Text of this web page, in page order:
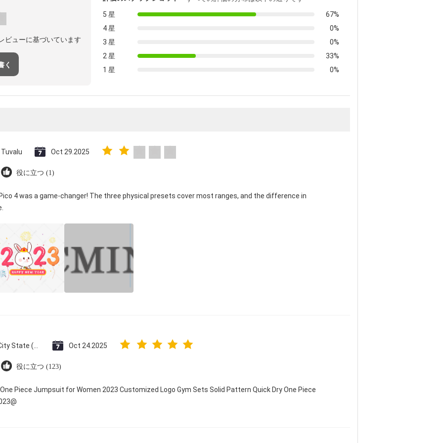
ビューに基づいています
く
5 星
67%
4 星
0%
3 星
0%
2 星
33%
1 星
0%
Tuvalu Oct 29.2025
役に立つ (1)
4 was a game-changer! The three physical presets cover most ranges, and the difference in
Oct 24.2025
役に立つ (123)
Piece Jumpsuit for Women 2023 Customized Logo Gym Sets Solid Pattern Quick Dry One Piece